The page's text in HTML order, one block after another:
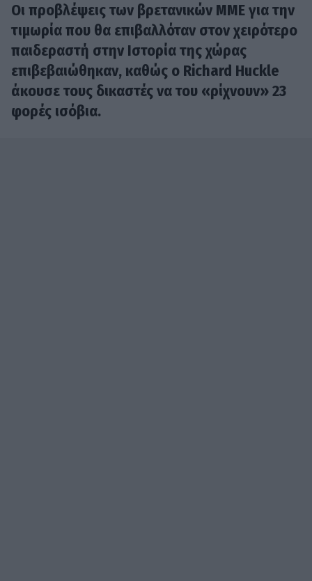
Οι προβλέψεις των βρετανικών ΜΜΕ για την
τιμωρία που θα επιβαλλόταν στον χειρότερο
παιδεραστή στην Ιστορία της χώρας
επιβεβαιώθηκαν, καθώς ο Richard Huckle
άκουσε τους δικαστές να του «ρίχνουν» 23
φορές ισόβια.